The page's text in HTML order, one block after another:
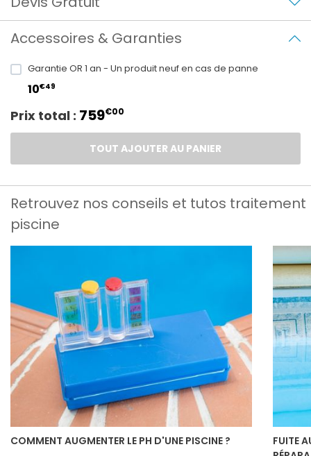
Accessoires & Garanties
Garantie OR 1 an - Un produit neuf en cas de panne
10€49
Prix total : 759€00
TOUT AJOUTER AU PANIER
Retrouvez nos conseils et tutos traitement
piscine
COMMENT AUGMENTER LE PH D'UNE PISCINE ?
FUITE